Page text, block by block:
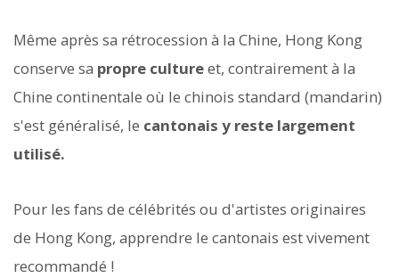
Même après sa rétrocession à la Chine, Hong Kong
conserve sa propre cultureet, contrairement à la
Chine continentale où le chinois standard (mandarin)
s'est généralisé, le cantonais y reste largement
utilisé.
Pour les fans de célébrités ou d'artistes originaires
de Hong Kong, apprendre le cantonais est vivement
recommandé !